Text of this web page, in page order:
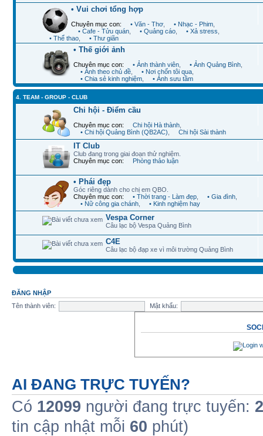
• Vui chơi tổng hợp
Chuyên mục con: • Văn - Thơ • Nhạc - Phim
• Cafe - Tửu quán
• Quảng cáo • Xả stress
• Thể thao
• Thư giãn
• Thế giới ảnh
Chuyên mục con: • Ảnh thành viên • Ảnh Quảng Bình
• Ảnh theo chủ đề
• Nơi chốn tôi qua
• Chia sẻ kinh nghiệm
• Ảnh sưu tầm
4. TEAM - GROUP - CLUB
Chi hội - Điểm cầu
Chuyên mục con: Chi hội Hà thành
• Chi hội Quảng Bình (QB2AC)
Chi hội Sài thành
IT Club
Club đang trong giai đoạn thử nghiệm.
Chuyên mục con:
Phòng thảo luận
• Phái đẹp
Góc riêng dành cho chị em QBO.
Chuyên mục con:
• Thời trang - Làm đẹp • Gia đình
• Nữ công gia chánh
• Kinh nghiệm hay
Vespa Corner
Câu lạc bộ Vespa Quảng Bình
C4E
Câu lạc bộ đạp xe vì môi trường Quảng Bình
ĐĂNG NHẬP
Tên thành viên:
Mật khẩu:
AI ĐANG TRỰC TUYẾN?
Có 12099 người đang trực tuyến: 2
tin cập nhật mỗi 60 phút)